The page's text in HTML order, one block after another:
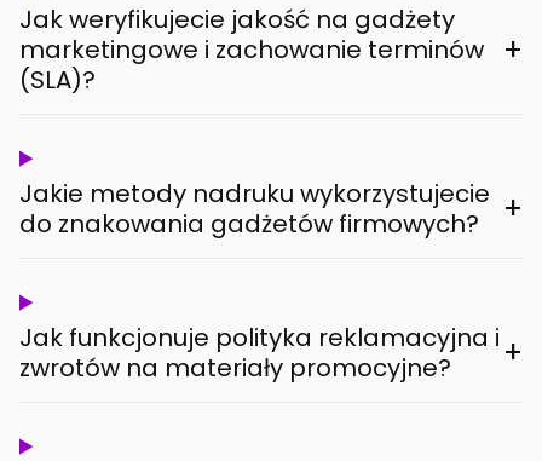
Jak weryfikujecie jakość na gadżety
marketingowe i zachowanie terminów
(SLA)?
+
Jakie metody nadruku wykorzystujecie
do znakowania gadżetów firmowych?
+
Jak funkcjonuje polityka reklamacyjna i
zwrotów na materiały promocyjne?
+